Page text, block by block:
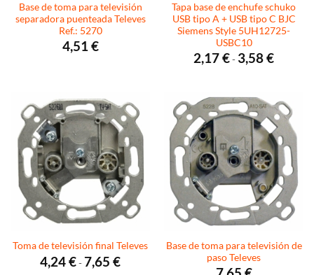
Base de toma para televisión
separadora puenteada Televes
Ref.: 5270
4,51€
Tapa base de enchufe schuko
USB tipo A + USB tipo C BJC
Siemens Style 5UH12725-
USBC10
2,17€- 3,58€Rango
de
hasta
3,58 €
Toma de televisión final Televes
4,24€- 7,65 €Rango
de
Base de toma para televisión de
paso Televes